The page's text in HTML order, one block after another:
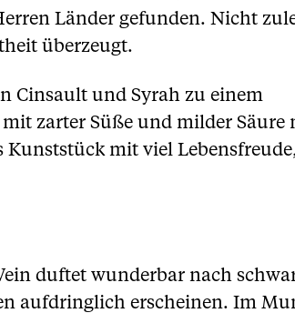
Länder gefunden. Nicht
überzeugt.
Cinsault und Syrah zu einem
zarter Süße und milder Säure
Kunststück mit viel
duftet wunderbar nach
aufdringlich erscheinen. Im